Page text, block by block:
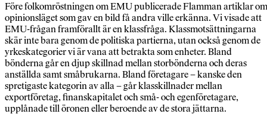
Före folkomröstningen om EMU publicerade Flamman artiklar om
opinionsläget som gav en bild få andra ville erkänna. Vi visade att
EMU-frågan framförallt är en klassfråga. Klassmotsättningarna
skär inte bara genom de politiska partierna, utan också genom de
yrkeskategorier vi är vana att betrakta som enheter. Bland
bönderna går en djup skillnad mellan storbönderna och deras
anställda samt småbrukarna. Bland företagare – kanske den
spretigaste kategorin av alla – går klasskillnader mellan
exportföretag, finanskapitalet och små- och egenföretagare,
upplånade till öronen eller beroende av de stora jättarna.